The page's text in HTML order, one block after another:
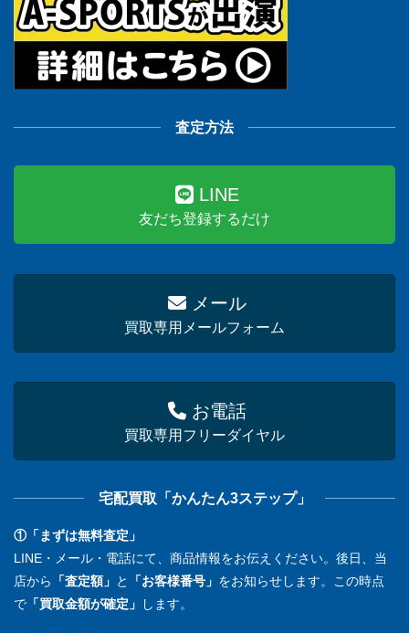
査定方法
LINE
友だち登録するだけ
メール
買取専用メールフォーム
お電話
買取専用フリーダイヤル
宅配買取「かんたん3ステップ」
①「まずは無料査定」
LINE・メール・電話にて、商品情報をお伝えください。後日、当
店から
「査定額」 と 「お客様番号」 をお知らせします。この時点
で 「買取金額が確定」 します。